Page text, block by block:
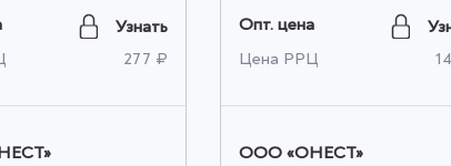
Узнать
277 ₽
Опт. цена
Цена РРЦ
ООО «ОНЕСТ»